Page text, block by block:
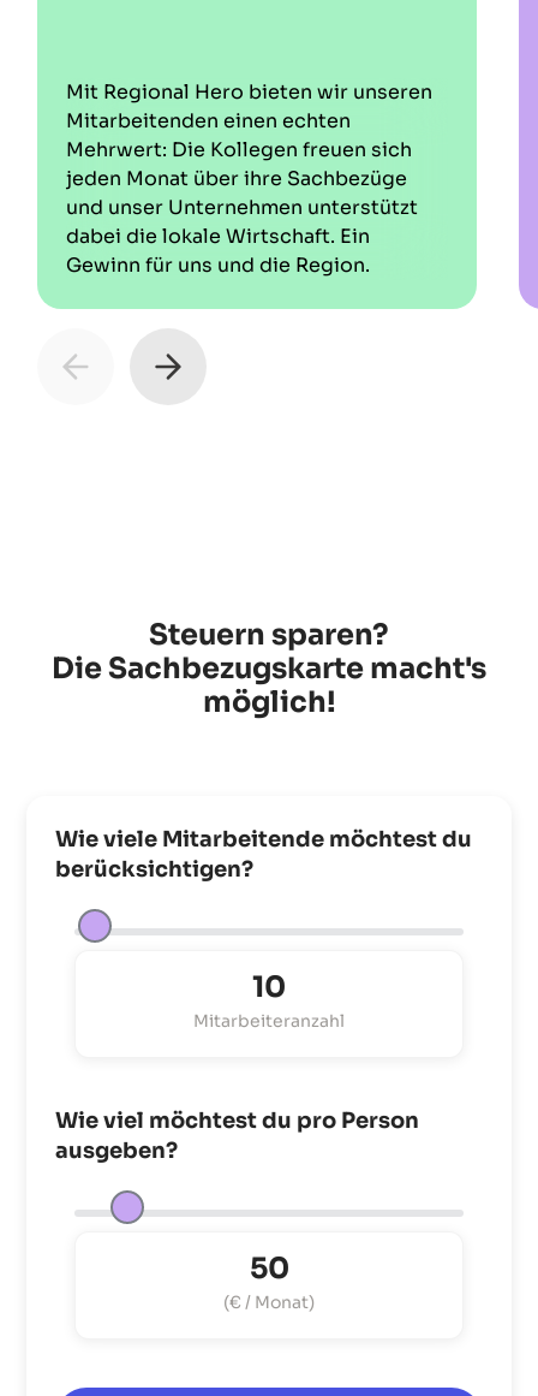
Mit Regional Hero bieten wir unseren
Mitarbeitenden einen echten
Mehrwert: Die Kollegen freuen sich
jeden Monat über ihre Sachbezüge
und unser Unternehmen unterstützt
dabei die lokale Wirtschaft. Ein
Gewinn für uns und die Region.
Steuern sparen?
Die Sachbezugskarte macht's
möglich!
Wie viele Mitarbeitende möchtest du
berücksichtigen?
10
Mitarbeiteranzahl
Wie viel möchtest du pro Person
ausgeben?
50
(€ / Monat)